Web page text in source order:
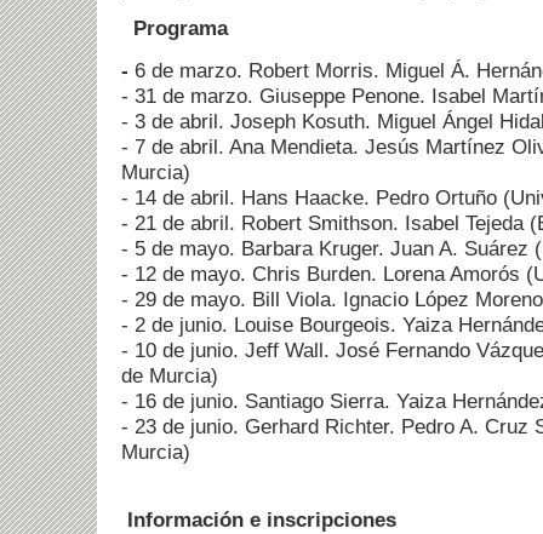
Programa
- 6 de marzo. Robert Morris. Miguel Á.
- 31 de marzo. Giuseppe Penone. Isabel
- 3 de abril. Joseph Kosuth. Miguel Ángel
- 7 de abril. Ana Mendieta. Jesús Martínez
Murcia)
- 14 de abril. Hans Haacke. Pedro Ortuño
- 21 de abril. Robert Smithson. Isabel Tejeda
- 5 de mayo. Barbara Kruger. Juan A. Suárez
- 12 de mayo. Chris Burden. Lorena Amorós
- 29 de mayo. Bill Viola. Ignacio López
- 2 de junio. Louise Bourgeois. Yaiza
- 10 de junio. Jeff Wall. José Fernando
de Murcia)
- 16 de junio. Santiago Sierra. Yaiza
- 23 de junio. Gerhard Richter. Pedro A. Cruz
Murcia)
Información e inscripciones